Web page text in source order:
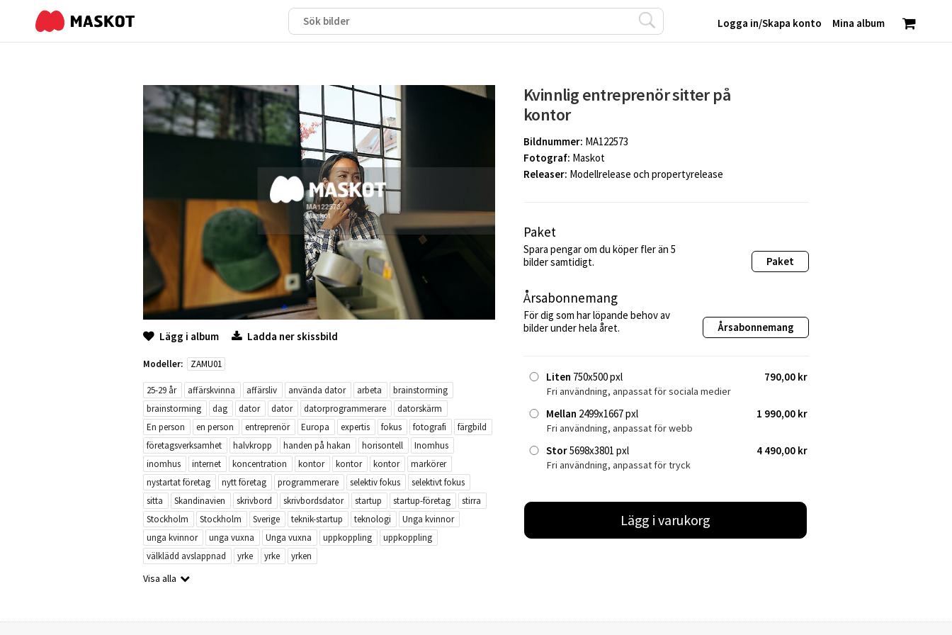
Mina album
Logga in/Skapa konto
Lägg i album Ladda ner skissbild
Modeller: ZAMU01
25-29 år affärskvinna affärsliv använda dator arbeta
brainstorming
brainstorming
dag dator dator datorprogrammerare
datorskärm
En person
en person entreprenör Europa expertis fokus fotografi
färgbild
företagsverksamhet
halvkropp handen på hakan horisontell
Inomhus
inomhus
internet koncentration kontor kontor kontor
markörer
nystartat företag
nytt företag programmerare selektiv fokus
selektivt fokus
sitta
Skandinavien skrivbord skrivbordsdator startup startup-företag
stirra
Stockholm
Stockholm Sverige teknik-startup teknologi
Unga kvinnor
unga kvinnor
unga vuxna Unga vuxna uppkoppling
uppkoppling
välklädd avslappnad
yrke yrke yrken
Visa alla
Kvinnlig entreprenör sitter på
kontor
Bildnummer: MA122573
Fotograf: Maskot
Releaser: Modellrelease och propertyrelease
Paket
Spara pengar om du köper fler än 5
bilder samtidigt.
Paket
Årsabonnemang
För dig som har löpande behov av
bilder under hela året.
Årsabonnemang
Liten 750x500 pxl 790,00 kr
Fri användning, anpassat för sociala medier
Mellan 2499x1667 pxl 1 990,00 kr
Fri användning, anpassat för webb
Stor5698x3801 pxl 4 490,00 kr
Fri användning, anpassat för tryck
Lägg i varukorg